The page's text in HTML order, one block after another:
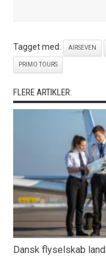
Tagget med: AIRSEVEN
PRIMO TOURS
FLERE ARTIKLER:
Dansk flyselskab